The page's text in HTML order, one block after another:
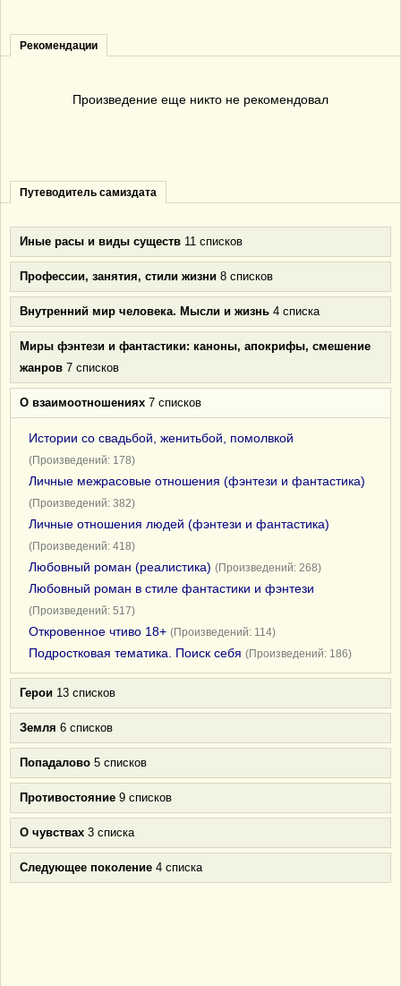
Рекомендации
Произведение еще никто не рекомендовал
Путеводитель самиздата
Иные расы и виды существ 11 списков
Профессии, занятия, стили жизни 8 списков
Внутренний мир человека. Мысли и жизнь 4 списка
Миры фэнтези и фантастики: каноны, апокрифы, смешение
жанров 7 списков
О взаимоотношениях 7 списков
Истории со свадьбой, женитьбой, помолвкой
(Произведений: 178)
Личные межрасовые отношения (фэнтези и фантастика)
(Произведений: 382)
Личные отношения людей (фэнтези и фантастика)
(Произведений: 418)
Любовный роман (реалистика) (Произведений: 268)
Любовный роман в стиле фантастики и фэнтези
(Произведений: 517)
Откровенное чтиво 18+ (Произведений: 114)
Подростковая тематика. Поиск себя (Произведений: 186)
Герои 13 списков
Земля 6 списков
Попадалово 5 списков
Противостояние 9 списков
О чувствах 3 списка
Следующее поколение 4 списка